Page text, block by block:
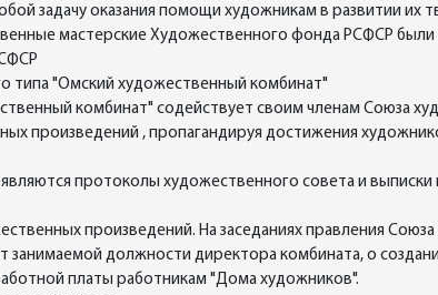
задачу оказания помощи художникам в развитии их
мастерские Художественного фонда РСФСР
типа "Омский художественный комбинат"
комбинат" содействует своим членам Союза
произведений , пропагандируя достижения
протоколы художественного совета и выписки
произведений. На заседаниях правления
занимаемой должности директора комбината, о
платы работникам "Дома художников".